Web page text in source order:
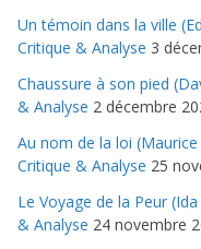
Un témoin dans la ville
Critique & Analyse 3
Chaussure à son pied
& Analyse 2 décembre
Au nom de la loi
Critique & Analyse 25
Le Voyage de la Peur
& Analyse 24 novembre